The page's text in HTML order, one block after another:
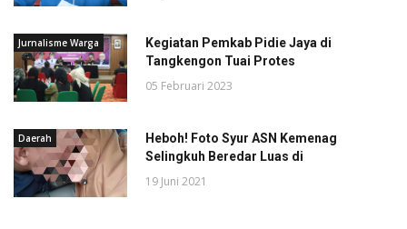
Jurnalisme Warga
Kegiatan Pemkab Pidie Jaya di
Tangkengon Tuai Protes
05 Februari 2023
Daerah
Heboh! Foto Syur ASN Kemenag
Selingkuh Beredar Luas di
19 Juni 2021